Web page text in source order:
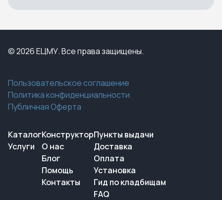
© 2026 ЕЦМУ. Все права защищены.
Пользовательское соглашение
Политика конфиденциальности
Публичная Оферта
Каталог
Услуги
Конструктор
О нас
Блог
Помощь
Контакты
Пункты выдачи
Доставка
Оплата
Установка
Гид по кладбищам
FAQ